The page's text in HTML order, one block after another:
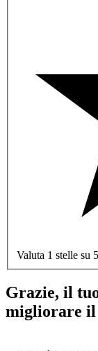
Valuta 1 stelle su 5
Grazie, il
migliorare il